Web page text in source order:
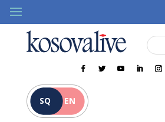
SQ EN